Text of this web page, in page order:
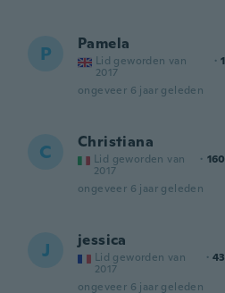
P Pamela
Lid geworden van
2017
·
ongeveer 6 jaar geleden
C Christiana
Lid geworden van
2017
· 160
ongeveer 6 jaar geleden
J jessica
Lid geworden van
2017
· 43
ongeveer 6 jaar geleden